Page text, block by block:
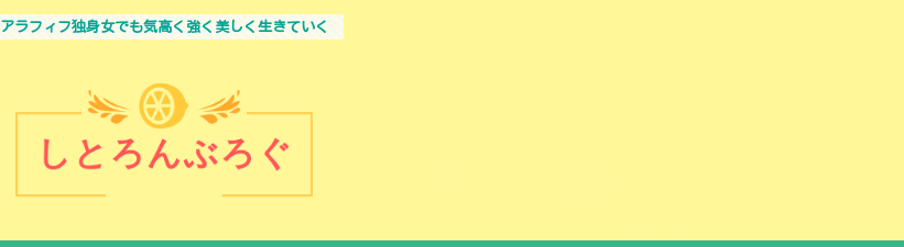
アラフィフ独身女でも気高く強く美しく生きていく